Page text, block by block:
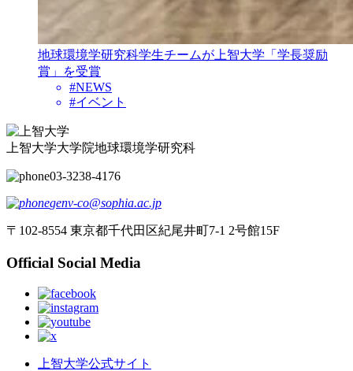
地球環境学研究科学生チームが上智大学「学長奨励
賞」を受賞
#NEWS
#イベント
上智大学大学院地球環境学研究科
03-3238-4176
genv-co@sophia.ac.jp
〒102-8554 東京都千代田区紀尾井町7-1 2号館15F
Official Social Media
上智大学公式サイト